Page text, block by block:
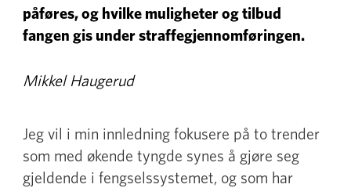
påføres, og hvilke muligheter og tilbud
fangen gis under straffegjennomføringen.
Mikkel Haugerud
Jeg vil i min innledning fokusere på to trender
som med økende tyngde synes å gjøre seg
gjeldende i fengselssystemet, og som har